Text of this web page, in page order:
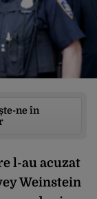
ne în
l-au acuzat
Weinstein